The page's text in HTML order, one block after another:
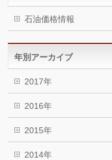
石油価格情報
年別アーカイブ
2017年
2016年
2015年
2014年